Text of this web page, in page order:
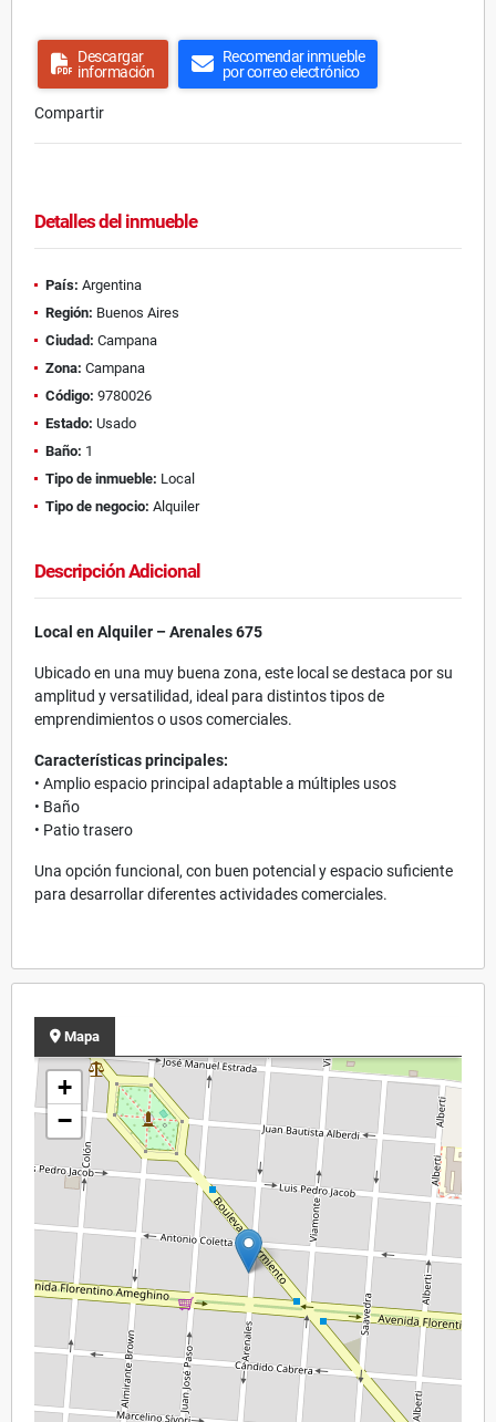
Descargar
información
Recomendar inmueble
por correo electrónico
Compartir
Detalles del inmueble
País: Argentina
Región: Buenos Aires
Ciudad: Campana
Zona: Campana
Código: 9780026
Estado: Usado
Baño: 1
Tipo de inmueble: Local
Tipo de negocio: Alquiler
Descripción Adicional
Local en Alquiler – Arenales 675
Ubicado en una muy buena zona, este local se destaca por su
amplitud y versatilidad, ideal para distintos tipos de
emprendimientos o usos comerciales.
Características principales:
• Amplio espacio principal adaptable a múltiples usos
• Baño
• Patio trasero
Una opción funcional, con buen potencial y espacio suficiente
para desarrollar diferentes actividades comerciales.
Mapa
+
−